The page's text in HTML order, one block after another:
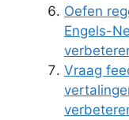
Oefen
Engels-
Vraag